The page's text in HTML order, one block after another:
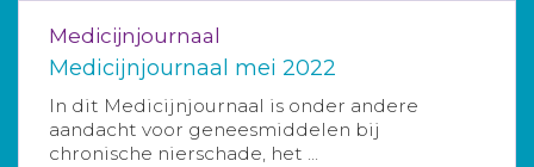
Medicijnjournaal
Medicijnjournaal mei 2022
In dit Medicijnjournaal is onder andere
aandacht voor geneesmiddelen bij
chronische nierschade, het ...